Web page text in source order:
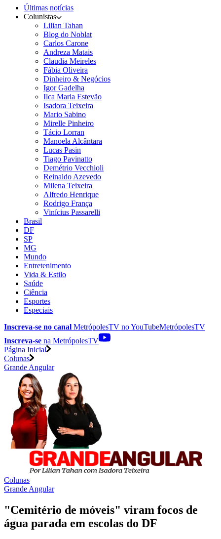
Últimas notícias
Colunistas
Lilian Tahan
Blog do Noblat
Carlos Carone
Andreza Matais
Claudia Meireles
Fábia Oliveira
Dinheiro & Negócios
Igor Gadelha
Ilca Maria Estevão
Isadora Teixeira
Mario Sabino
Mirelle Pinheiro
Tácio Lorran
Manoela Alcântara
Lucas Pasin
Tiago Pavinatto
Demétrio Vecchioli
Reinaldo Azevedo
Milena Teixeira
Alfredo Henrique
Rodrigo França
Vinícius Passarelli
Brasil
DF
SP
MG
Mundo
Entretenimento
Vida & Estilo
Saúde
Ciência
Esportes
Especiais
Inscreva-se no canal MetrópolesTV noYouTubeMetrópolesTV
Inscreva-se na MetrópolesTV
Página Inicial
Colunas
Grande Angular
Colunas
Grande Angular
"Cemitério de móveis" viram focos de
água parada em escolas do DF